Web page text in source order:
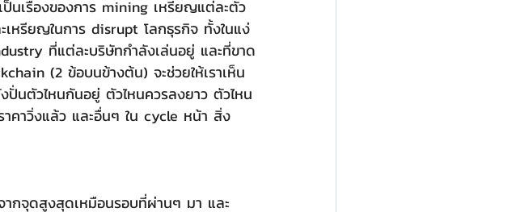
หรียญในการ disrupt โลกธุรกิจ ทั้งในแง่
ที่แต่ละบริษัทกำลังเล่นอยู่ และที่ขาด
(2 ข้อบนข้างต้น) จะช่วยให้เราเห็น
นตัวไหนกันอยู่ ตัวไหนควรลงยาว ตัวไหน
คาวิ่งแล้ว และอื่นๆ ใน cycle หน้า สิ่ง